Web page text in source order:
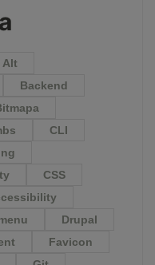
Alt
Backend
CLI
CSS
Drupal
Favicon